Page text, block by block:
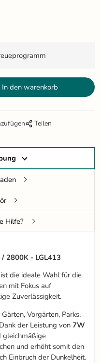
Teilen
Hilfe?
2800K - LGL413
die ideale Wahl für die
mit Fokus auf
Zuverlässigkeit.
Vorgärten, Parks,
der Leistung von7W
gleichmäßige
und erhöht somit den
Einbruch der Dunkelheit.